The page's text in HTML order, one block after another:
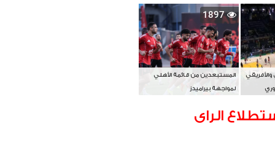
بطل آسيا
والأفريقي
1897
المستبعدين من قائمة الأهلي
لمواجهة بيراميدز
الراى